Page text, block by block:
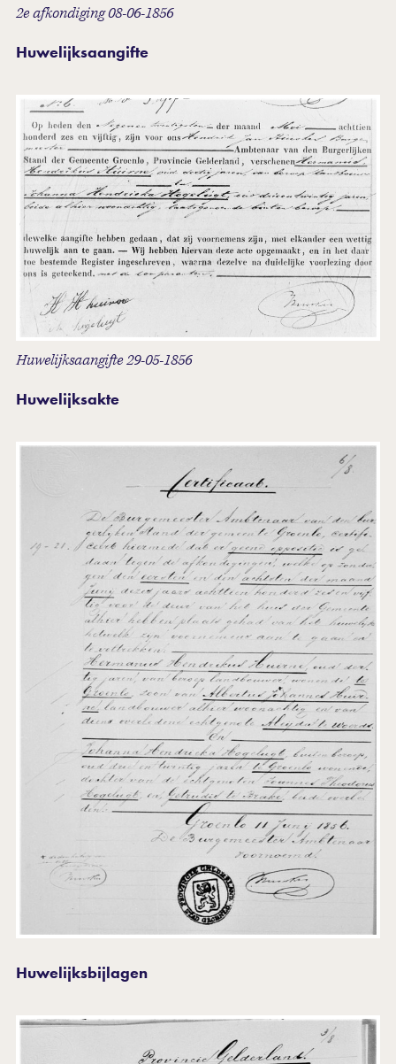
2e afkondiging 08-06-1856
Huwelijksaangifte
Huwelijksaangifte 29-05-1856
Huwelijksakte
Huwelijksbijlagen